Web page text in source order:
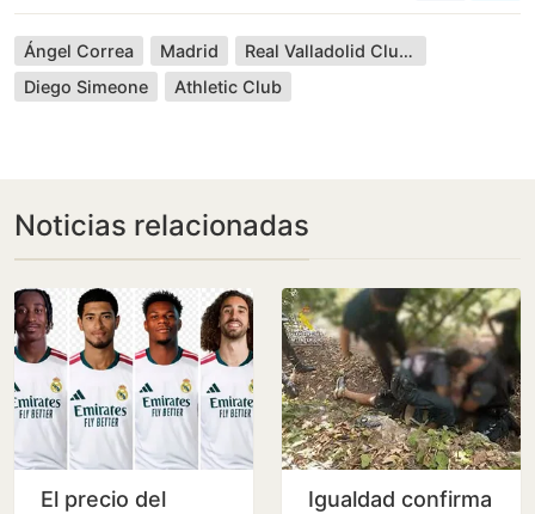
Ángel Correa Madrid
Real Valladolid Club de Fútbol
Diego Simeone
Athletic Club
Noticias relacionadas
El precio del
Igualdad confirma